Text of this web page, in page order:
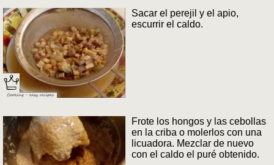
Sacar el perejil y el apio,
escurrir el caldo.
Frote los hongos y las cebollas
en la criba o molerlos con una
licuadora. Mezclar de nuevo
con el caldo el puré obtenido.